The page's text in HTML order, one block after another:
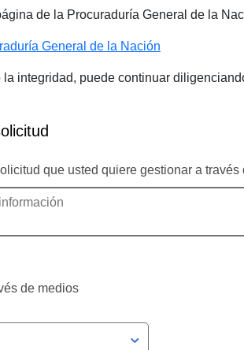
de la Procuraduría General de la
General de la Nación
integridad, puede continuar
que usted quiere gestionar a través
de medios